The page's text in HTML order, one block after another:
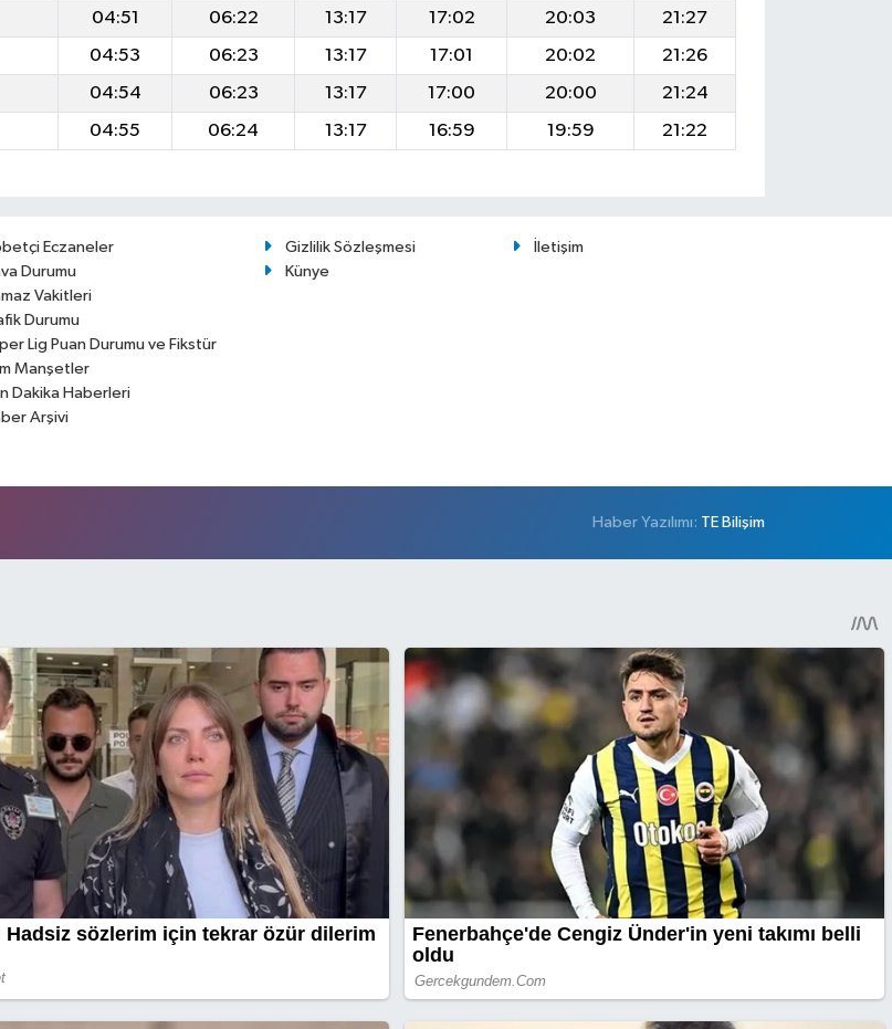
04:51 06:22 13:17 17:02 20:03
21:27
04:53 06:23 13:17 17:01 20:02
21:26
04:54 06:23 13:17 17:00 20:00
21:24
04:55 06:24 13:17 16:59 19:59 21:22
Eczaneler
Durumu
Vakitleri
Durumu
Lig Puan Durumu ve Fikstür
Manşetler
Dakika Haberleri
Arşivi
Gizlilik Sözleşmesi
İletişim
Künye
Haber Yazılımı: TE Bilişim